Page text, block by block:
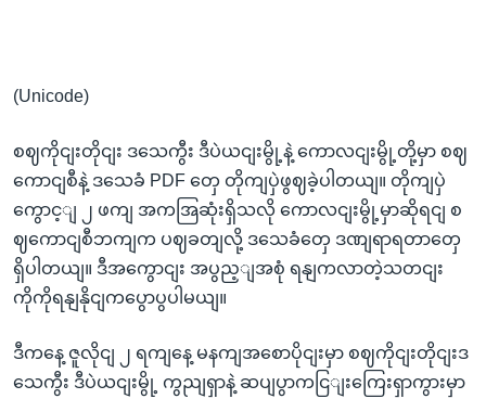
(Unicode)
စဈကိုငျးတိုငျး ဒသေကွီး ဒီပဲယငျးမွို့နဲ့ ကောလငျးမွို့တို့မှာ စဈ
ကောငျစီနဲ့ ဒသေခံ PDF တှေ တိုကျပှဲဖွဈခဲ့ပါတယျ။ တိုကျပှဲ
ကွောင့ျ ၂ ဖကျ အကအြဆုံးရှိသလို ကောလငျးမွို့မှာဆိုရငျ စ
ဈကောငျစီဘကျက ပဈခတျလို့ ဒသေခံတှေ ဒဏျရာရတာတှေ
ရှိပါတယျ။ ဒီအကွောငျး အပွည့ျအစုံ ရနျကလာတဲ့သတငျး
ကိုကိုရနျနိုငျကပွောပွပါမယျ။
ဒီကနေ့ ဇူလိုငျ ၂ ရကျနေ့ မနကျအစောပိုငျးမှာ စဈကိုငျးတိုငျးဒ
သေကွီး ဒီပဲယငျးမွို့ ကွညျရှာနဲ့ ဆပျပွာကငြျးကြေးရှာကွားမှာ